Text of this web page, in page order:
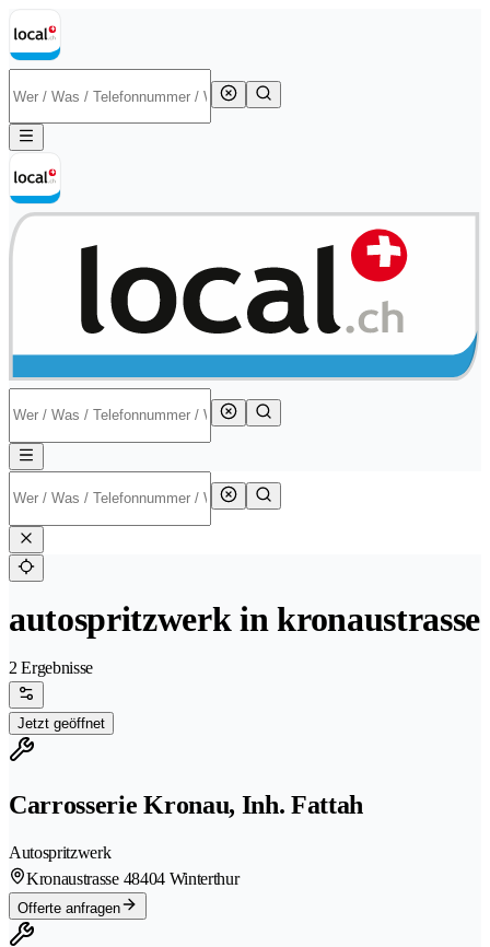
autospritzwerk in kronaustrasse
2 Ergebnisse
Jetzt geöffnet
Carrosserie Kronau, Inh. Fattah
Autospritzwerk
Kronaustrasse 48404 Winterthur
Offerte anfragen